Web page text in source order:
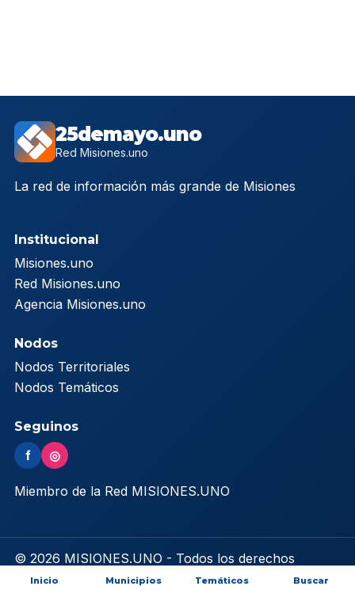
25demayo.uno
Red Misiones.uno
La red de información más grande de Misiones
Institucional
Misiones.uno
Red Misiones.uno
Agencia Misiones.uno
Nodos
Nodos Territoriales
Nodos Temáticos
Seguinos
f ◎
Miembro de la Red MISIONES.UNO
© 2026 MISIONES.UNO - Todos los derechos
reservados
Inicio Municipios Temáticos Buscar